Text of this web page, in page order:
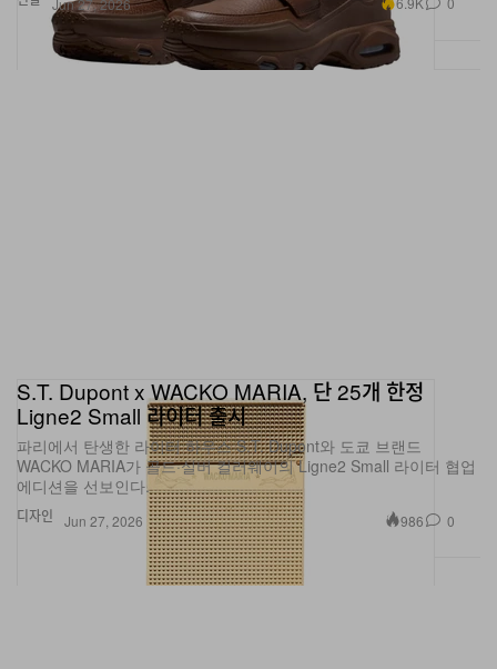
디자인
S.T. Dupont x WACKO MARIA, 단 25개 한정
Ligne2 Small 라이터 출시
파리에서 탄생한 라이터 하우스 S.T. Dupont와 도쿄 브랜드
WACKO MARIA가 골드·실버 컬러웨이의 Ligne2 Small 라이터 협업
에디션을 선보인다.
Jun 27, 2026 986 0